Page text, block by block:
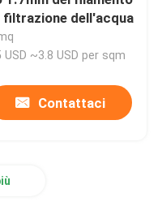
filtrazione dell'acqua
USD ~3.8 USD per sqm
Contattaci